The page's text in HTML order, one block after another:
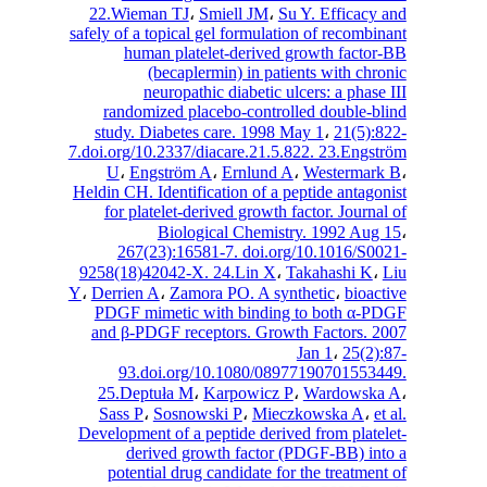
22.Wieman TJ،Smiell JM،Su Y. Efficacy
safely of a topical gel formulation of
human platelet-derived growth
(becaplermin) in patients with
neuropathic diabetic ulcers: a
randomized placebo-controlled double-
study. Diabetes care. 1998 May 1
7.doi.org/10.2337/diacare.21.5.822.
U،Engström A،Ernlund A،
Heldin CH. Identification of a peptide
for platelet-derived growth factor.
Biological Chemistry. 1992 Aug
267(23):16581-7. doi.org/10.1016/
9258(18)42042-X. 24.Lin X ،Takahashi K
Y،Derrien A، Zamora PO. A synthetic
PDGF mimetic with binding to both α-
and β-PDGF receptors. Growth Factors.
Jan 1
93.doi.org/10.1080/
25.Deptuła M،Karpowicz P،
Sass P ،Sosnowski P،Mieczkowska A
Development of a peptide derived from
derived growth factor (PDGF-BB)
potential drug candidate for the